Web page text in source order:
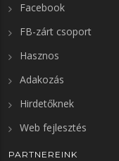
Facebook
FB-zárt csoport
Hasznos
Adakozás
Hirdetőknek
Web fejlesztés
PARTNEREINK